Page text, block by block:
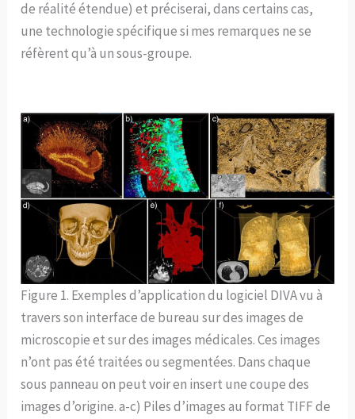
de réalité étendue) et préciserai, dans certains cas,
une technologie spécifique si mes remarques ne se
réfèrent qu’à un sous-groupe.
Figure 1. Exemples d’application du logiciel DIVA vu à
travers son interface de bureau sur des images de
microscopie et sur des images médicales. Ces images
n’ont pas été traitées ou segmentées. Dans chaque
sous panneau on peut voir en insert une coupe des
images d’origine. a-c) Piles d’images au format TIFF de